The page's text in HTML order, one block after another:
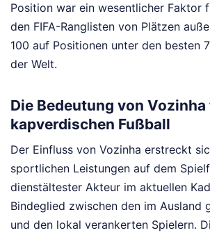
Position war ein wesentlicher Faktor
den FIFA-Ranglisten von Plätzen
100 auf Positionen unter den besten
der Welt.
Die Bedeutung von
kapverdischen Fußball
Der Einfluss von Vozinha erstreckt
sportlichen Leistungen auf dem
dienstältester Akteur im aktuellen
Bindeglied zwischen den im Ausland
und den lokal verankerten Spielern.